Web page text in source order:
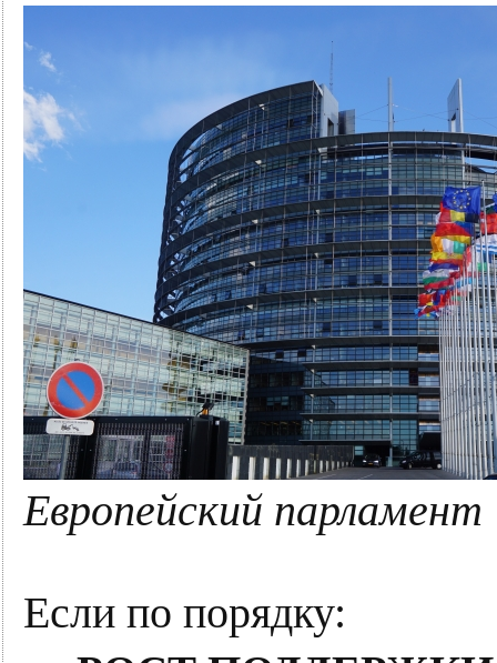
Европейский
Если по порядку: